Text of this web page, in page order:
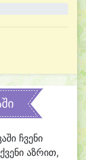
ჩვენი
აზრით,